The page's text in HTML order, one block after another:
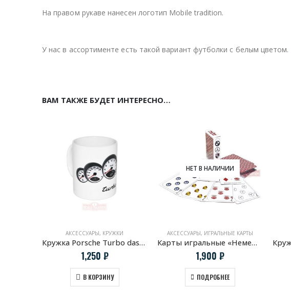
На правом рукаве нанесен логотип Mobile tradition.
У нас в ассортименте есть такой вариант футболки с белым цветом.
ВАМ ТАКЖЕ БУДЕТ ИНТЕРЕСНО…
АКСЕССУАРЫ, КРУЖКИ
Кружка Porsche Turbo dashboard
1,250 ₽
В КОРЗИНУ
НЕТ В НАЛИЧИИ
АКСЕССУАРЫ, ИГРАЛЬНЫЕ КАРТЫ
Карты игральные «Немецкая четверка»
1,900 ₽
ПОДРОБНЕЕ